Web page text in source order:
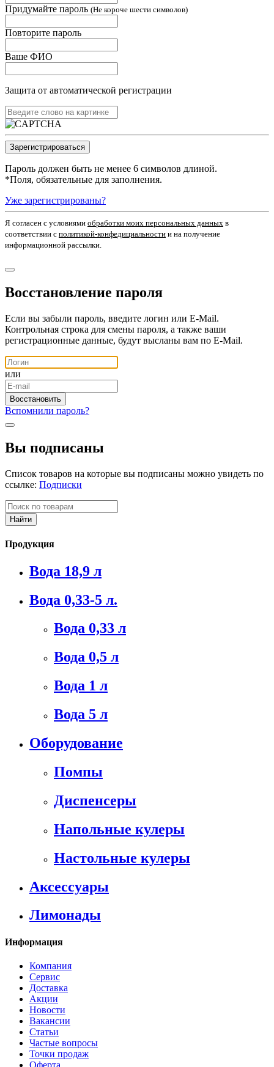
Придумайте пароль (Не короче шести символов)
Повторите пароль
Ваше ФИО
Защита от автоматической регистрации
Пароль должен быть не менее 6 символов длиной.
*Поля, обязательные для заполнения.
Уже зарегистрированы?
Я согласен c условиями обработки моих персональных данных в
соответствии с политикой-конфедициальности и на получение
информационной рассылки.
Восстановление пароля
Если вы забыли пароль, введите логин или E-Mail.
Контрольная строка для смены пароля, а также ваши
регистрационные данные, будут высланы вам по E-Mail.
или
Вспомнили пароль?
Вы подписаны
Список товаров на которые вы подписаны можно увидеть по
ссылке: Подписки
Продукция
Вода 18,9 л
Вода 0,33-5 л.
Вода 0,33 л
Вода 0,5 л
Вода 1 л
Вода 5 л
Оборудование
Помпы
Диспенсеры
Напольные кулеры
Настольные кулеры
Аксессуары
Лимонады
Информация
Компания
Сервис
Доставка
Акции
Новости
Вакансии
Статьи
Частые вопросы
Точки продаж
Оферта